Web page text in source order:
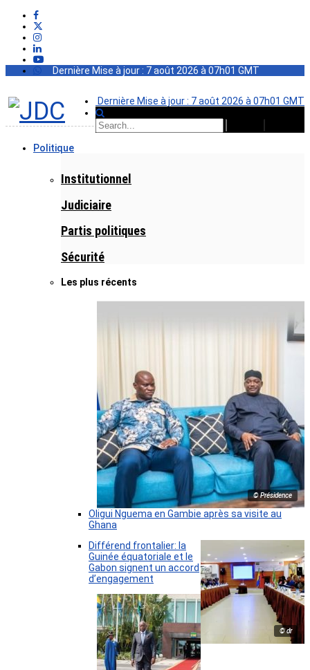
Dernière Mise à jour : 7 août 2026 à 07h01 GMT
Dernière Mise à jour : 7 août 2026 à 07h01 GMT
Politique
Institutionnel
Judiciaire
Partis politiques
Sécurité
Les plus récents
© Présidence
Oligui Nguema en Gambie après sa visite au
Ghana
© dr
Différend frontalier: la
Guinée équatoriale et le
Gabon signent un accord
d’engagement